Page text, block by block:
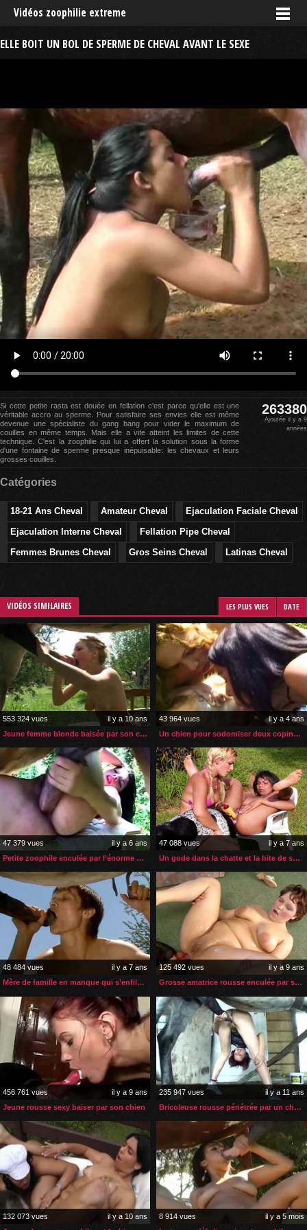
Vidéos zoophilie extreme
ELLE BOIT UN BOL DE SPERME DE CHEVAL AVANT LE SEXE
Si cette petite rasta est douée en fellation c'est parce qu'elle est une
véritable accro au sperme. Pour satisfaire ses envies elle est même
devenue une spécialiste du gang bang pour vider le maximum de
couilles en même temps. Mais elle a vite atteint les limites de cette
technique. C'est la zoophilie qui lui a offert la solution sous la forme
d'une fontaine de sperme presque inépuisable: les chevaux et leurs
grosses couilles.
263380
Ajoutée il y a 9
années
Catégories
18-21 Ans Cheval Amateur Cheval
Ejaculation Faciale Cheval
Ejaculation Interne Cheval
Fellation Pipe Cheval
Femmes Brunes Cheval
Gros Seins Cheval Latinas Cheval
VIDÉOS SIMILAIRES LES PLUS VUES DATE
553 324 vues
il y a 10 ans
Jeune femme blonde baisée par son cheval
43 964 vues
il y a 4 ans
Un chien pour sodomiser deux copines lesbiennes
47 379 vues
il y a 6 ans
Petite zoophile enculée par l’énorme bite de son cheval
47 088 vues
il y a 7 ans
Un gode dans la chatte et la bite de son chien dans le cul
48 484 vues
il y a 7 ans
Mère de famille en manque qui s’enfile le sexe de son cheval
125 492 vues
il y a 9 ans
Grosse amatrice rousse enculée par son chien
456 761 vues
il y a 9 ans
Jeune rousse sexy baiser par son chien
235 947 vues
il y a 11 ans
Bricoleuse rousse pénétrée par un cheval
132 073 vues
il y a 10 ans
8 914 vues
il y a 5 mois